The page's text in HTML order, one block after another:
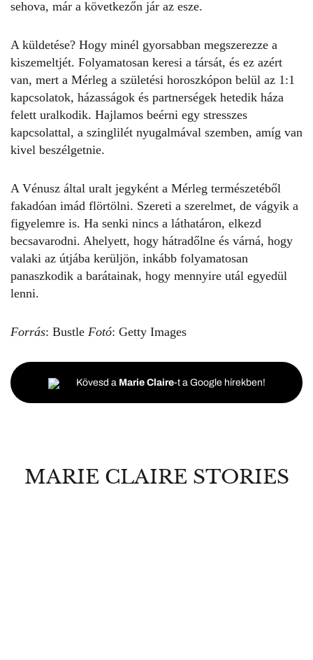
sehova, már a következőn jár az esze.
A küldetése? Hogy minél gyorsabban megszerezze a
kiszemeltjét. Folyamatosan keresi a társát, és ez azért
van, mert a Mérleg a születési horoszkópon belül az 1:1
kapcsolatok, házasságok és partnerségek hetedik háza
felett uralkodik. Hajlamos beérni egy stresszes
kapcsolattal, a szinglilét nyugalmával szemben, amíg van
kivel beszélgetnie.
A Vénusz által uralt jegyként a Mérleg természetéből
fakadóan imád flörtölni. Szereti a szerelmet, de vágyik a
figyelemre is. Ha senki nincs a láthatáron, elkezd
becsavarodni. Ahelyett, hogy hátradőlne és várná, hogy
valaki az útjába kerüljön, inkább folyamatosan
panaszkodik a barátainak, hogy mennyire utál egyedül
lenni.
Forrás: Bustle Fotó: Getty Images
Kövesd a Marie Claire-t a Google hírekben!
MARIE CLAIRE STORIES